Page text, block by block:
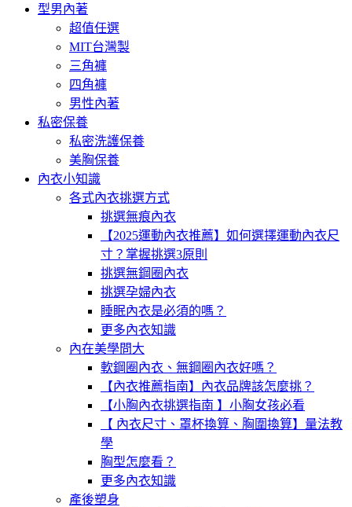
型男內著
超值任選
MIT台灣製
三角褲
四角褲
男性內著
私密保養
私密洗護保養
美胸保養
內衣小知識
各式內衣挑選方式
挑選無痕內衣
【2025運動內衣推薦】如何選擇運動內衣尺
寸？掌握挑選3原則
挑選無鋼圈內衣
挑選孕婦內衣
睡眠內衣是必須的嗎？
更多內衣知識
內在美學問大
軟鋼圈內衣、無鋼圈內衣好嗎？
【內衣推薦指南】內衣品牌該怎麼挑？
【小胸內衣挑選指南 】小胸女孩必看
【 內衣尺寸、罩杯換算、胸圍換算】量法教
學
胸型怎麼看？
更多內衣知識
產後塑身